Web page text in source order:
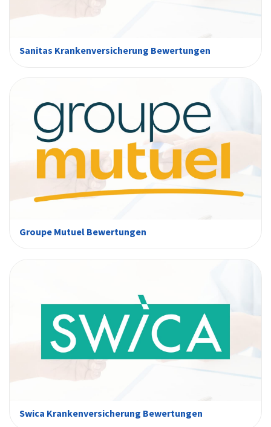
Sanitas Krankenversicherung Bewertungen
Groupe Mutuel Bewertungen
Swica Krankenversicherung Bewertungen